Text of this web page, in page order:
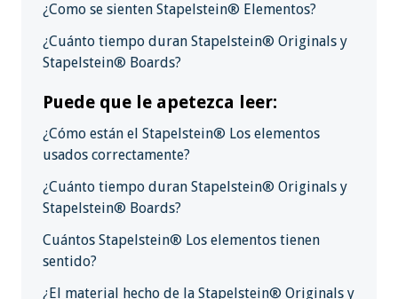
¿Como se sienten Stapelstein® Elementos?
¿Cuánto tiempo duran Stapelstein® Originals y
Stapelstein® Boards?
Puede que le apetezca leer:
¿Cómo están el Stapelstein® Los elementos
usados correctamente?
¿Cuánto tiempo duran Stapelstein® Originals y
Stapelstein® Boards?
Cuántos Stapelstein® Los elementos tienen
sentido?
¿El material hecho de la Stapelstein® Originals y